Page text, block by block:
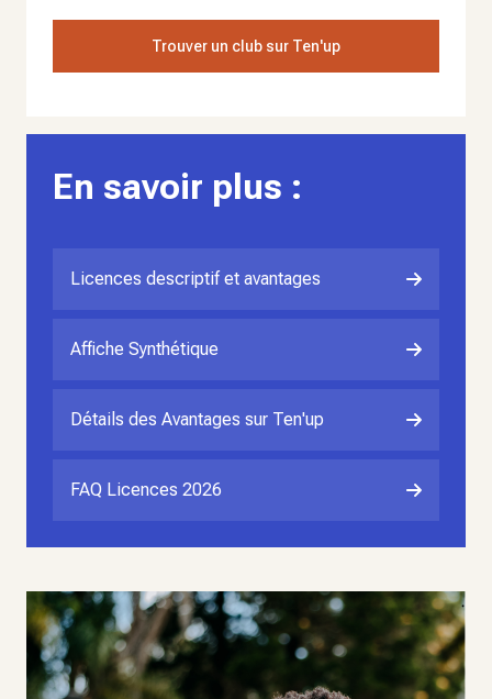
Trouver un club sur Ten'up
En savoir plus :
Licences descriptif et avantages
Affiche Synthétique
Détails des Avantages sur Ten'up
FAQ Licences 2026